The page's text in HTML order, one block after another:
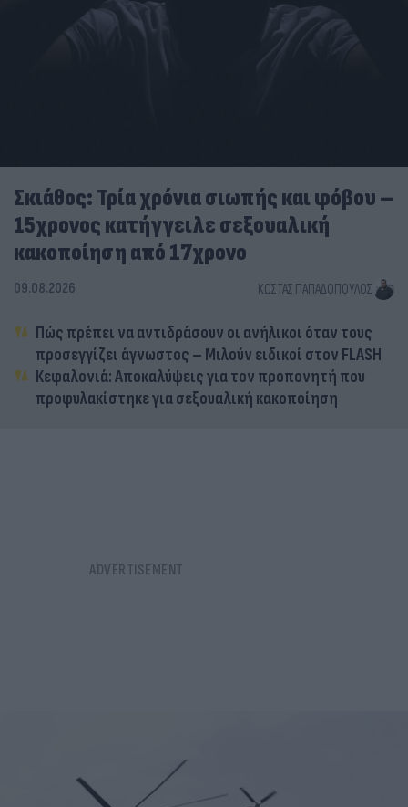
Σκιάθος: Τρία χρόνια σιωπής και φόβου –
15χρονος κατήγγειλε σεξουαλική
κακοποίηση από 17χρονο
09.08.2026 ΚΏΣΤΑΣ ΠΑΠΑΔΌΠΟΥΛΟΣ
Πώς πρέπει να αντιδράσουν οι ανήλικοι όταν τους
προσεγγίζει άγνωστος – Μιλούν ειδικοί στον FLASH
Κεφαλονιά: Αποκαλύψεις για τον προπονητή που
προφυλακίστηκε για σεξουαλική κακοποίηση